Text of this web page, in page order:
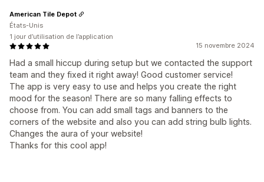
15 novembre 2024
Had a small hiccup during setup but we contacted the support
team and they fixed it right away! Good customer service!
The app is very easy to use and helps you create the right
mood for the season! There are so many falling effects to
choose from. You can add small tags and banners to the
corners of the website and also you can add string bulb lights.
Changes the aura of your website!
Thanks for this cool app!
American Tile Depot
États-Unis
1 jour d’utilisation de l’application